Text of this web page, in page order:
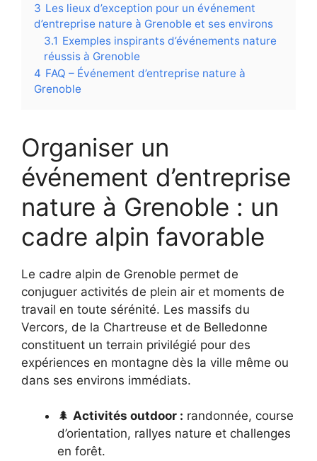
3 Les lieux d’exception pour un événement
d’entreprise nature à Grenoble et ses environs
3.1 Exemples inspirants d’événements nature
réussis à Grenoble
4 FAQ – Événement d’entreprise nature à
Grenoble
Organiser un
événement d’entreprise
nature à Grenoble : un
cadre alpin favorable
Le cadre alpin de Grenoble permet de
conjuguer activités de plein air et moments de
travail en toute sérénité. Les massifs du
Vercors, de la Chartreuse et de Belledonne
constituent un terrain privilégié pour des
expériences en montagne dès la ville même ou
dans ses environs immédiats.
🌲 Activités outdoor : randonnée, course
d’orientation, rallyes nature et challenges
en forêt.